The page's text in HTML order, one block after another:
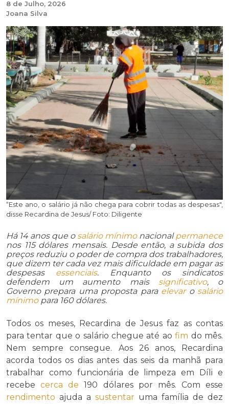
8 de Julho, 2026
Joana Silva
“Este ano, o salário já não chega para cobrir todas as despesas",
disse Recardina de Jesus/ Foto: Diligente
Há 14 anos que o salário mínimonacionalpermanece
nos 115 dólares mensais. Desde então, a subida dos
preços reduziu o poder de compra dos trabalhadores,
que dizem ter cada vez mais dificuldade em pagar as
despesas essenciais. Enquanto os sindicatos
defendem um aumento mais significativo, o
Governo prepara uma proposta para elevaro salário
mínimopara 160 dólares.
Todos os meses, Recardina de Jesus faz as contas
para tentar que o salário chegue até aofim do mês.
Nem sempre consegue. Aos 26 anos, Recardina
acorda todos os dias antes das seis da manhã para
trabalhar como funcionária de limpeza em Díli e
recebecerca de 190 dólares por mês. Com esse
rendimento ajuda a sustentar uma família de dez